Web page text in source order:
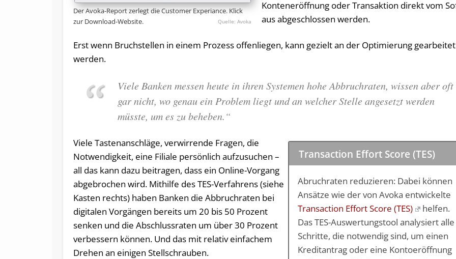
Der Avoka-Report zerlegt die Customer Experiance. Klick
zur Download-Website.
Avoka
Konteneröffnung oder Transaktion direkt vom
aus abgeschlossen werden.
Erst wenn Bruchstellen in einem Prozess offenliegen, kann gezielt an der Optimierung gearbeitet
werden.
Viele Banken messen heute in ihren Systemen hohe Abbruchraten, wissen aber oft
gar nicht, wo genau ein Problem liegt und an welcher Stelle angesetzt werden
müsste, um es zu beheben.“
Transaction Effort Score (TES)
Abruchraten reduzieren: Dabei können
Ansätze wie der von Avoka entwickelte
Transaction Effort Score (TES)
helfen.
Das TES-Auswertungstool analysiert alle
Schritte, die notwendig sind, um einen
Kreditantrag oder eine Kontoeröffnung
Viele Tastenanschläge, verwirrende Fragen, die
Notwendigkeit, eine Filiale persönlich aufzusuchen –
all das kann dazu beitragen, dass ein Online-Vorgang
abgebrochen wird. Mithilfe des TES-Verfahrens (siehe
Kasten rechts) haben Banken die Abbruchraten bei
digitalen Vorgängen bereits um 20 bis 50 Prozent
senken und die Abschlussraten um über 30 Prozent
verbessern können. Und das mit relativ einfachem
Drehen an einigen Stellschrauben.